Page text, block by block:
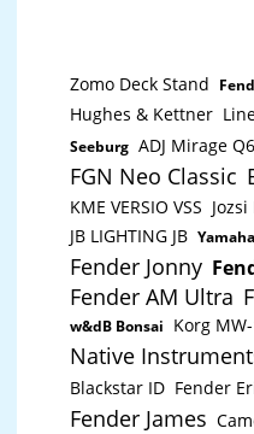
Zomo Deck Stand
Hughes & Kettner
Seeburg ADJ Mirage Q6
FGN Neo Classic
KME VERSIO VSS Jozsi
JB LIGHTING JB
Fender Jonny
Fender AM Ultra
w&dB Bonsai Korg
Native
Blackstar ID Fender
Fender James